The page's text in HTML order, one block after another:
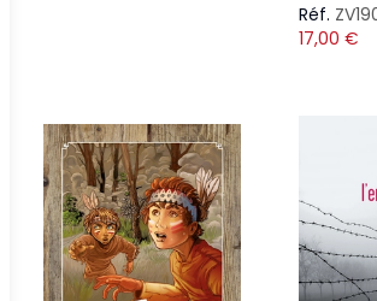
Réf.
17,00 €